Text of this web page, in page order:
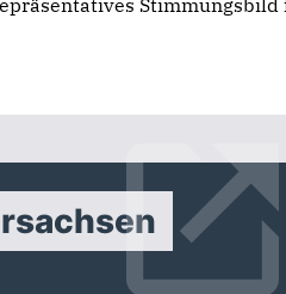
Stimmungsbild